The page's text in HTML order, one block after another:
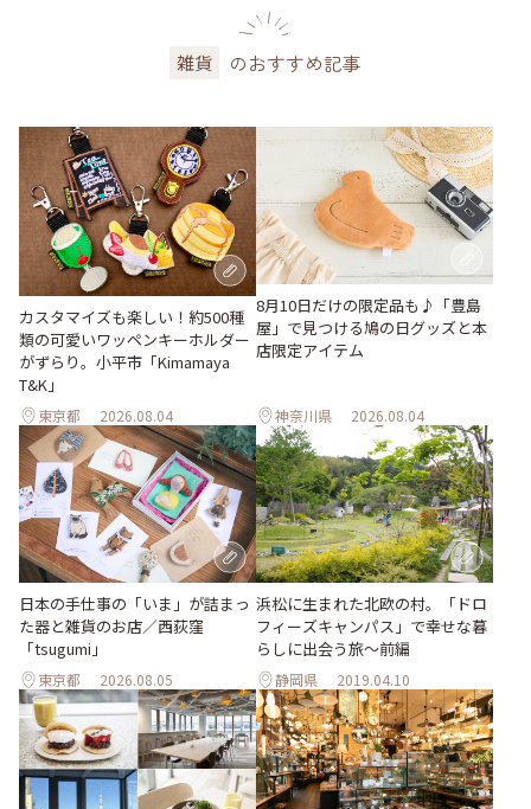
雑貨 のおすすめ記事
カスタマイズも楽しい！約500種
類の可愛いワッペンキーホルダー
がずらり。小平市「Kimamaya
T&K」
東京都 2026.08.04
8月10日だけの限定品も♪「豊島
屋」で見つける鳩の日グッズと本
店限定アイテム
神奈川県 2026.08.04
日本の手仕事の「いま」が詰まっ
た器と雑貨のお店／西荻窪
「tsugumi」
東京都 2026.08.05
浜松に生まれた北欧の村。「ドロ
フィーズキャンパス」で幸せな暮
らしに出会う旅～前編
静岡県 2019.04.10